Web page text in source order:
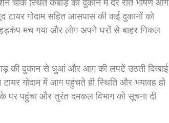
चौक स्थित कबाड़ की दुकान में देर रात भीषण आग
गोदाम सहित आसपास की कई दुकानों को
मच गया और लोग अपने घरों से बाहर निकल
की दुकान से धुआं और आग की लपटें उठती दिखाई
गोदाम में आग पहुंचते ही स्थिति और भयावह हो
पर पहुंचा और तुरंत दमकल विभाग को सूचना दी